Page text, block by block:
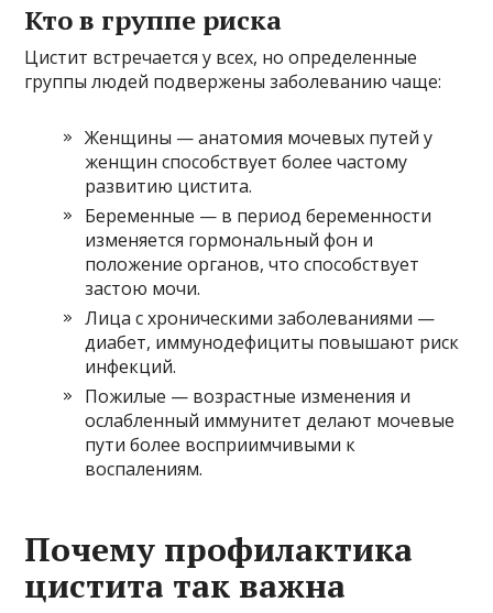
Кто в группе риска
Цистит встречается у всех, но определенные
группы людей подвержены заболеванию чаще:
Женщины — анатомия мочевых путей у
женщин способствует более частому
развитию цистита.
Беременные — в период беременности
изменяется гормональный фон и
положение органов, что способствует
застою мочи.
Лица с хроническими заболеваниями —
диабет, иммунодефициты повышают риск
инфекций.
Пожилые — возрастные изменения и
ослабленный иммунитет делают мочевые
пути более восприимчивыми к
воспалениям.
Почему профилактика
цистита так важна